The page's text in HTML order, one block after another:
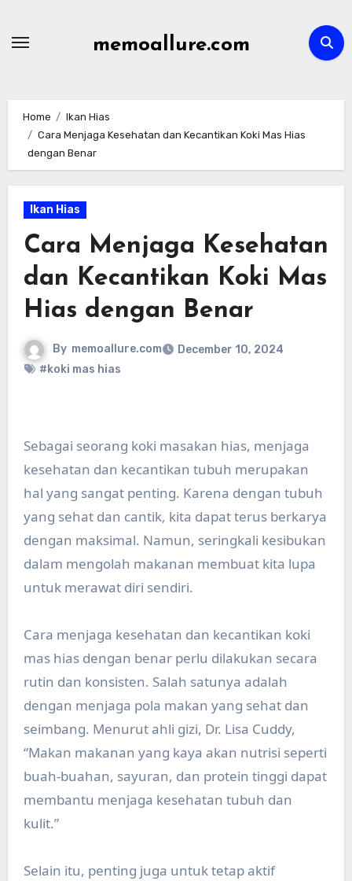
memoallure.com
Home
Ikan Hias
Cara Menjaga Kesehatan dan Kecantikan Koki Mas Hias
dengan Benar
Ikan Hias
Cara Menjaga Kesehatan
dan Kecantikan Koki Mas
Hias dengan Benar
By memoallure.com
December 10, 2024
#koki mas hias
Sebagai seorang koki masakan hias, menjaga
kesehatan dan kecantikan tubuh merupakan
hal yang sangat penting. Karena dengan tubuh
yang sehat dan cantik, kita dapat terus berkarya
dengan maksimal. Namun, seringkali kesibukan
dalam mengolah makanan membuat kita lupa
untuk merawat diri sendiri.
Cara menjaga kesehatan dan kecantikan koki
mas hias dengan benar perlu dilakukan secara
rutin dan konsisten. Salah satunya adalah
dengan menjaga pola makan yang sehat dan
seimbang. Menurut ahli gizi, Dr. Lisa Cuddy,
“Makan makanan yang kaya akan nutrisi seperti
buah-buahan, sayuran, dan protein tinggi dapat
membantu menjaga kesehatan tubuh dan
kulit.”
Selain itu, penting juga untuk tetap aktif